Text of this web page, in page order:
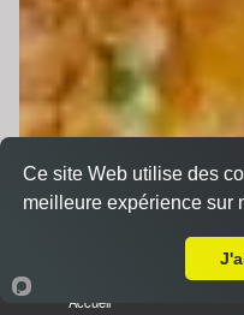
Accueil
Ce site Web utilise des
meilleure expérience sur